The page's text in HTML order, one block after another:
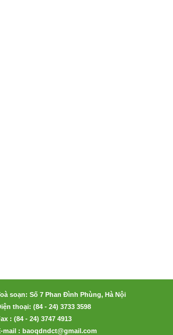
soạn: Số 7 Phan Đình Phùng, Hà Nội
thoại: (84 - 24) 3733 3598
: (84 - 24) 3747 4913
mail : baoqdndct@gmail.com